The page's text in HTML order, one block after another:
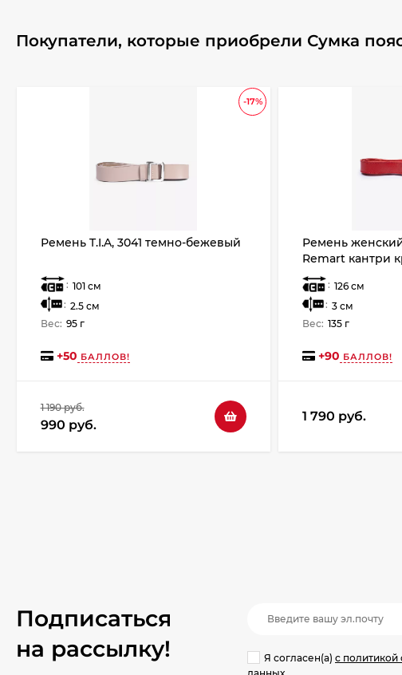
Покупатели, которые приобрели Сумка
-17%
Ремень T.I.A, 3041 темно-бежевый
: 101 см
: 2.5 см
Вес: 95 г
+50 БАЛЛОВ!
1 190 руб.
990 руб.
Ремень
Remart кантри
: 126 см
: 3 см
Вес: 135 г
+90 БАЛЛОВ!
1 790 руб.
Подписаться
на рассылкy!
Я согласен(a) с политикой